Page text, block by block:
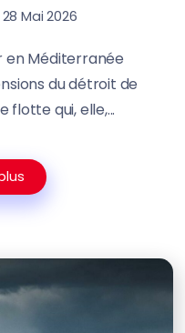
28 Mai 2026
en Méditerranée
du détroit de
flotte qui, elle,...